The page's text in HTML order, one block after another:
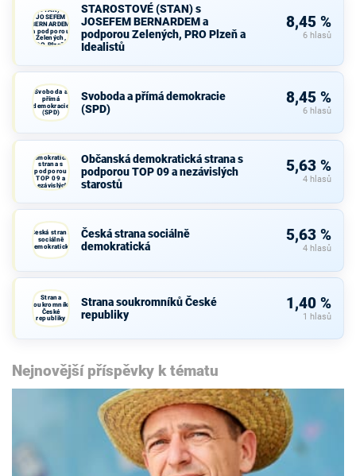
(STAN) s
JOSEFEM
BERNARDEM
a podporou
Zelených,
PRO Plzeň a
STAROSTOVÉ (STAN) s
JOSEFEM BERNARDEM a
podporou Zelených, PRO Plzeň a
Idealistů
8,45 %
6 hlasů
Svoboda a
přímá
demokracie
(SPD)
Svoboda a přímá demokracie
(SPD)
8,45 %
6 hlasů
demokratická
strana s
podporou
TOP 09 a
nezávislých
starostů
Občanská demokratická strana s
podporou TOP 09 a nezávislých
starostů
5,63 %
4 hlasů
Česká strana
sociálně
demokratická
Česká strana sociálně
demokratická
5,63 %
4 hlasů
Strana
soukromníků
České
republiky
Strana soukromníků České
republiky
1,40 %
1 hlasů
Nejnovější příspěvky k tématu